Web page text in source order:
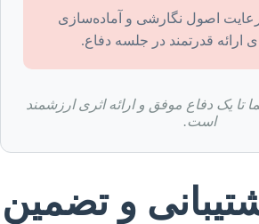
رعایت اصول نگارشی و آماده‌سازی
ارائه قدرتمند در جلسه دفاع.
یک دفاع موفق و ارائه اثری ارزشمند
است.
و تضمین